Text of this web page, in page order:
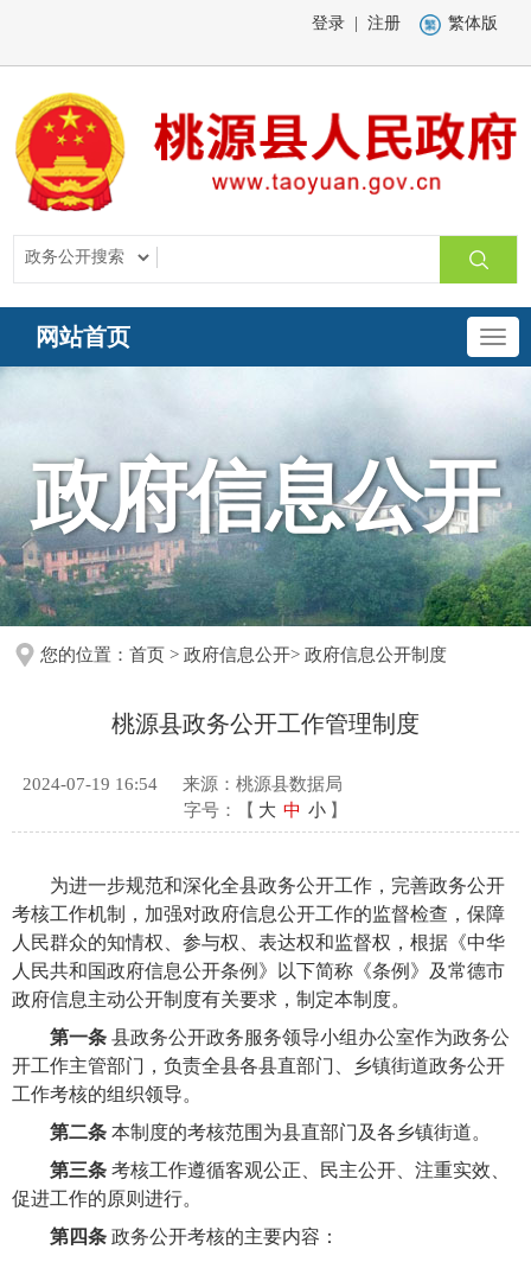
登录 注册 繁体版
网站首页
政府信息公开
您的位置： 首页 > 政府信息公开> 政府信息公开制度
桃源县政务公开工作管理制度
2024-07-19 16:54
来源：桃源县数据局
字号：【 大 中 小 】
为进一步规范和深化全县政务公开工作，完善政务公开
考核工作机制，加强对政府信息公开工作的监督检查，保障
人民群众的知情权、参与权、表达权和监督权，根据《中华
人民共和国政府信息公开条例》以下简称《条例》及常德市
政府信息主动公开制度有关要求，制定本制度。
第一条 县政务公开政务服务领导小组办公室作为政务公
开工作主管部门，负责全县各县直部门、乡镇街道政务公开
工作考核的组织领导。
第二条 本制度的考核范围为县直部门及各乡镇街道。
第三条 考核工作遵循客观公正、民主公开、注重实效、
促进工作的原则进行。
第四条 政务公开考核的主要内容：